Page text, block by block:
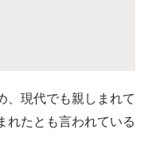
、現代でも親しまれて
れたとも言われている